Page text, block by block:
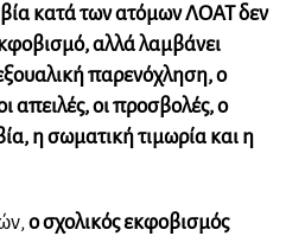
κατά των ατόμων ΛΟΑΤ δεν
αλλά λαμβάνει
παρενόχληση, ο
απειλές, οι προσβολές, ο
η σωματική τιμωρία και η
ο σχολικός εκφοβισμός